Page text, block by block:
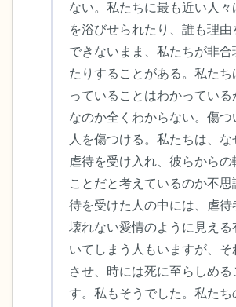
ない。私たちに最も近い人
を浴びせられたり、誰も理
できないまま、私たちが非合
たりすることがある。私たち
っていることはわかってい
なのか全くわからない。傷
人を傷つける。私たちは、
虐待を受け入れ、彼らから
ことだと考えているのか不
待を受けた人の中には、虐待
壊れない愛情のように見える
いてしまう人もいますが、そ
させ、時には死に至らしめる
す。私もそうでした。私たち